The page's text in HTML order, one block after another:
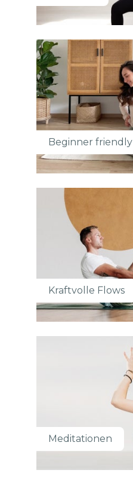
Beginner friendly
Kraftvolle Flows
Meditationen